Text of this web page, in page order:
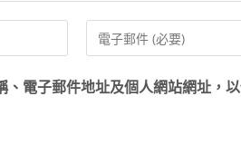
、電子郵件地址及個人網站網址，